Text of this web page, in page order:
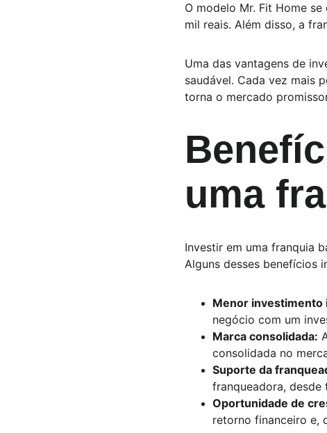
O modelo Mr. Fit Home
mil reais. Além disso, a
Uma das vantagens de
saudável. Cada vez mais
torna o mercado
uma
Investir em uma franquia
Alguns desses benefícios
Menor investimento
negócio com um
Marca consolidada:
consolidada no
Suporte da
franqueadora,
Oportunidade de
retorno financeiro e,